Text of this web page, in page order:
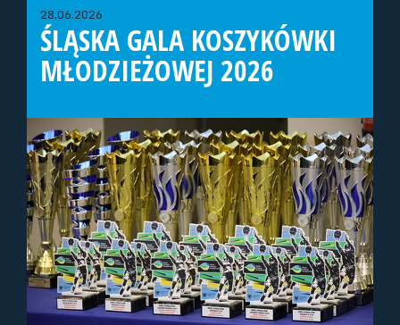
28.06.2026
ŚLĄSKA GALA KOSZYKÓWKI
MŁODZIEŻOWEJ 2026